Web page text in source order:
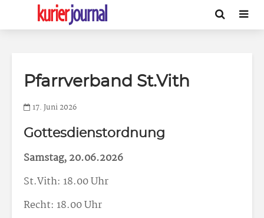
Pfarrverband St.Vith
17. Juni 2026
Gottesdienstordnung
Samstag, 20.06.2026
St.Vith: 18.00 Uhr
Recht: 18.00 Uhr